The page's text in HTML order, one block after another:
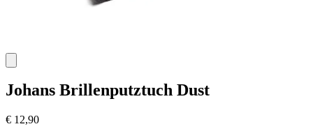
Johans Brillenputztuch Dust
€ 12,90